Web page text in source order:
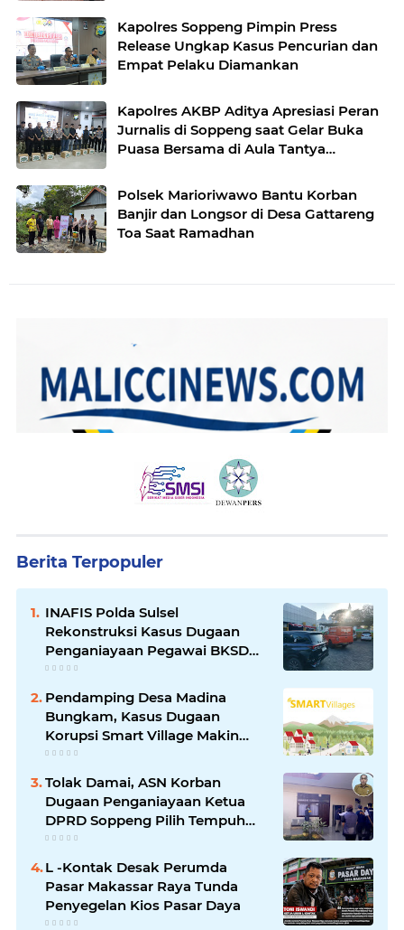
Kapolres Soppeng Pimpin Press
Release Ungkap Kasus Pencurian dan
Empat Pelaku Diamankan
Kapolres AKBP Aditya Apresiasi Peran
Jurnalis di Soppeng saat Gelar Buka
Puasa Bersama di Aula Tantya
Polsek Marioriwawo Bantu Korban
Banjir dan Longsor di Desa Gattareng
Toa Saat Ramadhan
Berita Terpopuler
INAFIS Polda Sulsel
Rekonstruksi Kasus Dugaan
Penganiayaan Pegawai BKSDM
Soppeng
Pendamping Desa Madina
Bungkam, Kasus Dugaan
Korupsi Smart Village Makin
Jadi Sorotan
Tolak Damai, ASN Korban
Dugaan Penganiayaan Ketua
DPRD Soppeng Pilih Tempuh
Jalur Hukum
L -Kontak Desak Perumda
Pasar Makassar Raya Tunda
Penyegelan Kios Pasar Daya